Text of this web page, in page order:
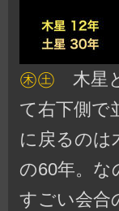
㊍㊏ 木星
て右下側で
に戻るのは
の60年。な
すごい会合